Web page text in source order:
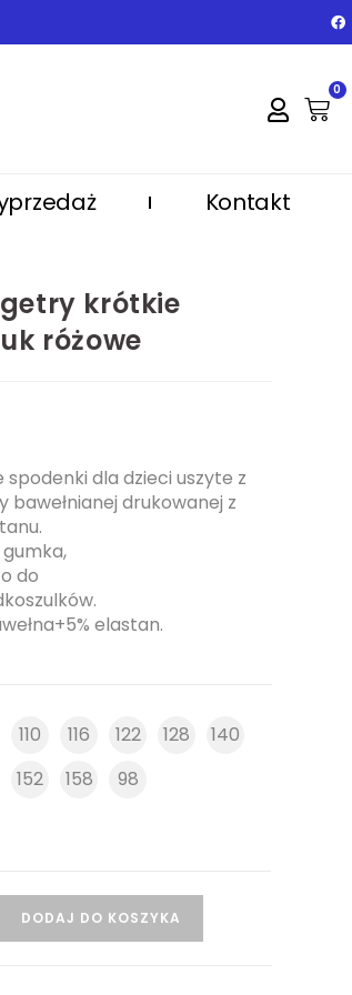
0
Kontakt
krótkie
różowe
spodenki dla dzieci uszyte z
bawełnianej drukowanej z
do
elastan.
110 116 122 128
140
152 158 98
DODAJ DO KOSZYKA